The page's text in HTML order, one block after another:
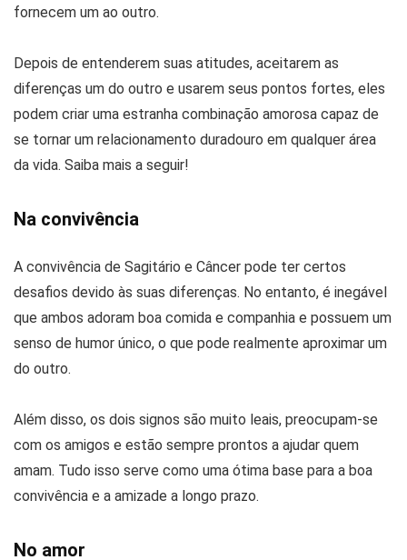
fornecem um ao outro.
Depois de entenderem suas atitudes, aceitarem as
diferenças um do outro e usarem seus pontos fortes, eles
podem criar uma estranha combinação amorosa capaz de
se tornar um relacionamento duradouro em qualquer área
da vida. Saiba mais a seguir!
Na convivência
A convivência de Sagitário e Câncer pode ter certos
desafios devido às suas diferenças. No entanto, é inegável
que ambos adoram boa comida e companhia e possuem um
senso de humor único, o que pode realmente aproximar um
do outro.
Além disso, os dois signos são muito leais, preocupam-se
com os amigos e estão sempre prontos a ajudar quem
amam. Tudo isso serve como uma ótima base para a boa
convivência e a amizade a longo prazo.
No amor